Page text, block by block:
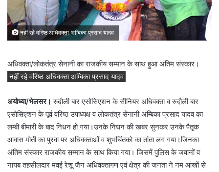
नहीं रहे वरिष्ठ अधिवक्ता अम्बिका प्रसाद यादव
अधिवक्ता/लोकतंत्र सेनानी का राजकीय सम्मान के साथ हुआ अंतिम संस्कार।
नहीं रहे वरिष्ठ अधिवक्ता अम्बिका प्रसाद यादव
अयोध्या/भेलसर।रुदौली बार एसोसिएशन के सीनियर अधिवक्ता व रुदौली बार
एसोसिएशन के पूर्व वरिष्ठ उपाध्यक्ष व लोकतंत्र सेनानी अम्बिका प्रसाद यादव का
लम्बी बीमारी के बाद निधन हो गया।उनके निधन की खबर सुनकर उनके पैतृक
आवास मोती का पुरवा पर अधिवक्ताओं व शुभचिंतको का तांता लग गया।जिनका
अंतिम संस्कार राजकीय सम्मान के साथ किया गया। जिसमें पुलिस के जवानों व
नायब तहसीलदार मवई रेशू जैन अधिवक्तागण एवं क्षेत्र की जनता ने नम आंखों से